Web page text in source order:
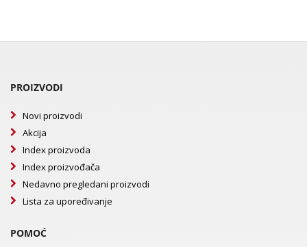
PROIZVODI
Novi proizvodi
Akcija
Index proizvoda
Index proizvođača
Nedavno pregledani proizvodi
Lista za upoređivanje
POMOĆ